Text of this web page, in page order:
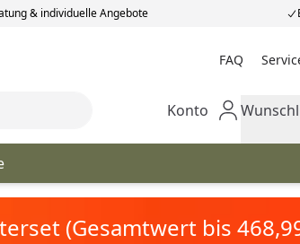
& individuelle Angebote
FAQ
Mein Konto
Konto
(Gesamtwert bis